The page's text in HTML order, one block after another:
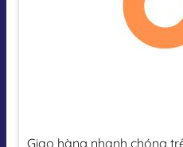
Giao hàng nhanh chóng